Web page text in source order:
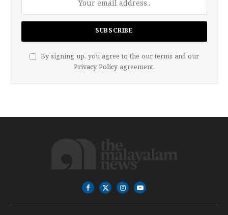
By signing up, you agree to the our terms and our
Privacy Policy agreement.
Facebook
X
(Twitter)
InstagramYouTube